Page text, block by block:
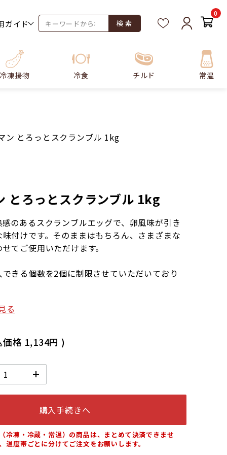
ガイド 検 索
0
冷凍揚物 冷食 チルド 常温
ン とろっとスクランブル 1kg
とろっとスクランブル 1kg
のあるスクランブルエッグで、卵風味が引き
付けです。そのままはもちろん、さまざまな
てご使用いただけます。
きる個数を2個に制限させていただいており
る
価格 1,134円 )
購入手続きへ
冷凍・冷蔵・常温）の商品は、まとめて決済できませ
温度帯ごとに分けてご注文をお願いします。